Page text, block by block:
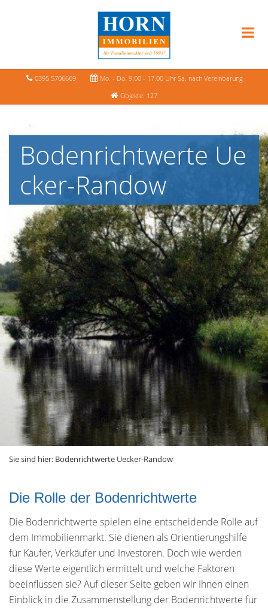
0395 5706669
Mo. - Do. 9.00 - 17.00 Uhr Sa. nach Vereinbarung
Objekte: 127
Bodenrichtwerte Ue
cker-Randow
Sie sind hier: Bodenrichtwerte Uecker-Randow
Die Rolle der Bodenrichtwerte
Die Bodenrichtwerte spielen eine entscheidende Rolle auf
dem Immobilienmarkt. Sie dienen als Orientierungshilfe
für Käufer, Verkäufer und Investoren. Doch wie werden
diese Werte eigentlich ermittelt und welche Faktoren
beeinflussen sie? Auf dieser Seite geben wir Ihnen einen
Einblick in die Zusammenstellung der Bodenrichtwerte für